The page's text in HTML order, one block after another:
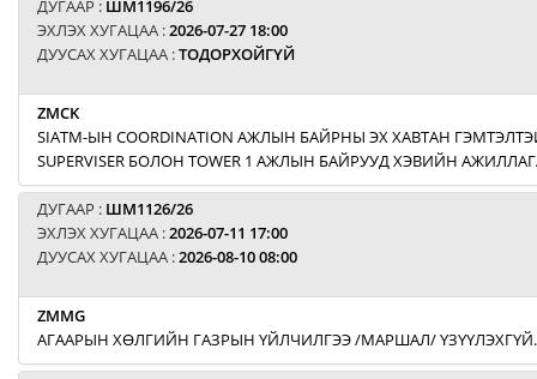
ДУГААР : ШМ1196/26
ЭХЛЭХ ХУГАЦАА :2026-07-27 18:00
ДУУСАХ ХУГАЦАА :ТОДОРХОЙГҮЙ
ZMCK
SIATM-ЫН COORDINATION АЖЛЫН БАЙРНЫ ЭХ ХАВТАН
SUPERVISER БОЛОН TOWER 1 АЖЛЫН БАЙРУУД ХЭВИЙН
ДУГААР : ШМ1126/26
ЭХЛЭХ ХУГАЦАА :2026-07-11 17:00
ДУУСАХ ХУГАЦАА :2026-08-10 08:00
ZMMG
АГААРЫН ХӨЛГИЙН ГАЗРЫН ҮЙЛЧИЛГЭЭ /МАРШАЛ/ ҮЗҮҮЛЭХГҮЙ.